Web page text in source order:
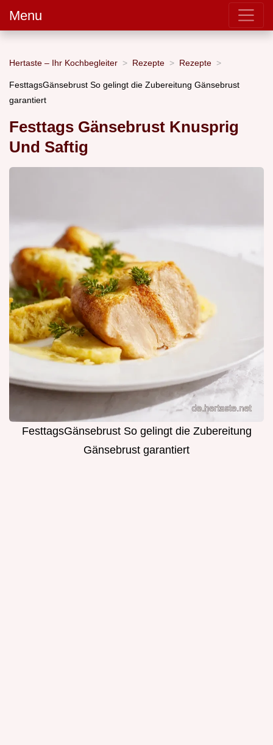
Menu
Hertaste – Ihr Kochbegleiter Rezepte Rezepte
FesttagsGänsebrust So gelingt die Zubereitung Gänsebrust
garantiert
Festtags Gänsebrust Knusprig
Und Saftig
FesttagsGänsebrust So gelingt die Zubereitung
Gänsebrust garantiert